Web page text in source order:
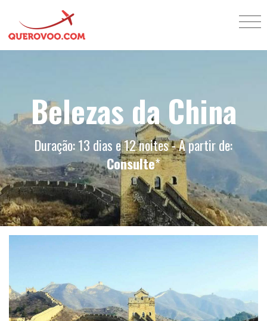
Belezas da China
Duração: 13 dias e 12 noites - A partir de:
Consulte*